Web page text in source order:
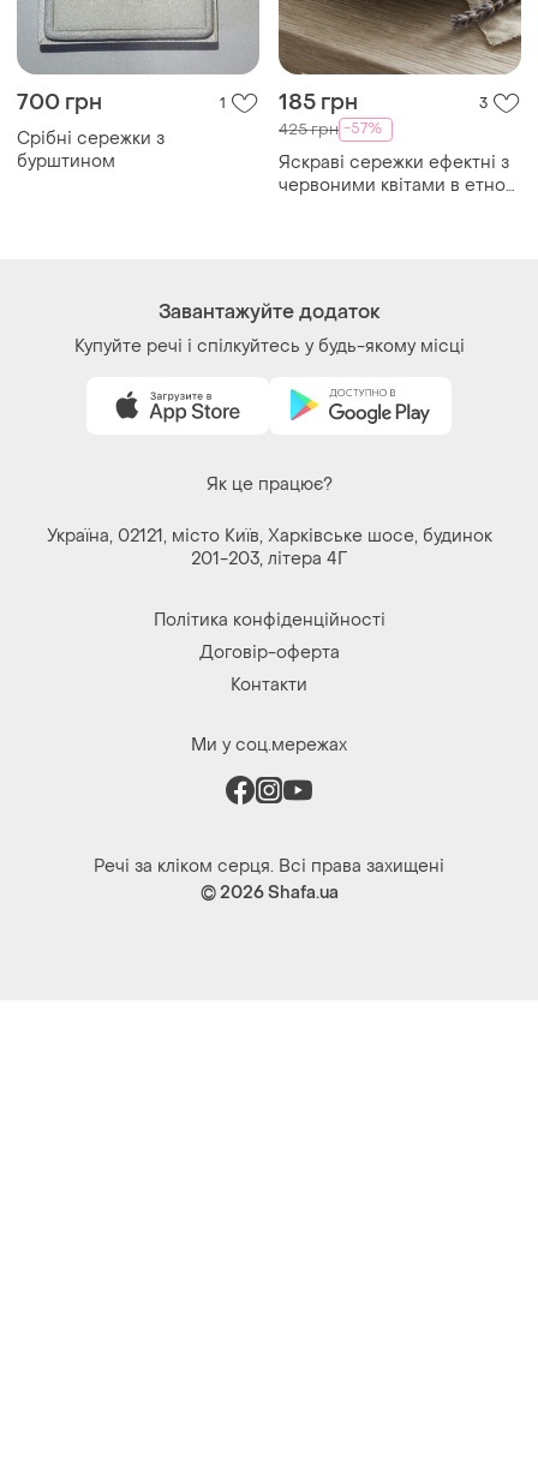
700 грн 1
Срібні сережки з
бурштином
185 грн 3
425 грн -57%
Яскраві сережки ефектні з
червоними квітами в етно
Завантажуйте додаток
Купуйте речі і спілкуйтесь у будь-якому місці
Як це працює?
Україна, 02121, місто Київ, Харківське шосе, будинок
201-203, літера 4Г
Політика конфіденційності
Договір-оферта
Контакти
Ми у соц.мережах
Речі за кліком серця. Всі права захищені
© 2026Shafa.ua